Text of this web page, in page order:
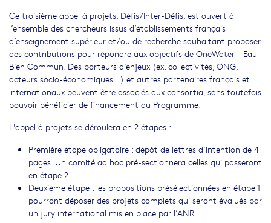
Ce troisième appel à projets, Défis/Inter-Défis, est ouvert à
l’ensemble des chercheurs issus d’établissements français
d’enseignement supérieur et/ou de recherche souhaitant proposer
des contributions pour répondre aux objectifs de OneWater - Eau
Bien Commun. Des porteurs d’enjeux (ex. collectivités, ONG,
acteurs socio-économiques...) et autres partenaires français et
internationaux peuvent être associés aux consortia, sans toutefois
pouvoir bénéficier de financement du Programme.
L'appel à projets se déroulera en 2 étapes :
Première étape obligatoire : dépôt de lettres d’intention de 4
pages. Un comité ad hoc pré-sectionnera celles qui passeront
en étape 2.
Deuxième étape : les propositions présélectionnées en étape 1
pourront déposer des projets complets qui seront évalués par
un jury international mis en place par l’ANR.